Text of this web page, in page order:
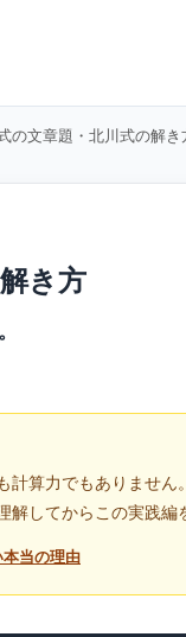
の文章題・北川式の解き
き方
算力でもありませ
してからこの実践編
当の理由